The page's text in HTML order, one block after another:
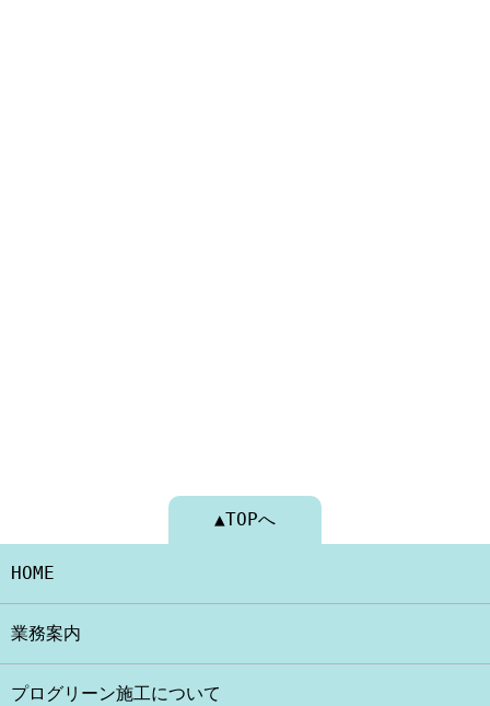
▲TOPへ
HOME
業務案内
プログリーン施工について